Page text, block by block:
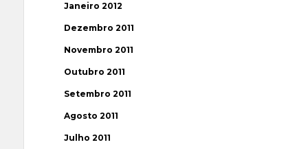
Janeiro 2012
Dezembro 2011
Novembro 2011
Outubro 2011
Setembro 2011
Agosto 2011
Julho 2011